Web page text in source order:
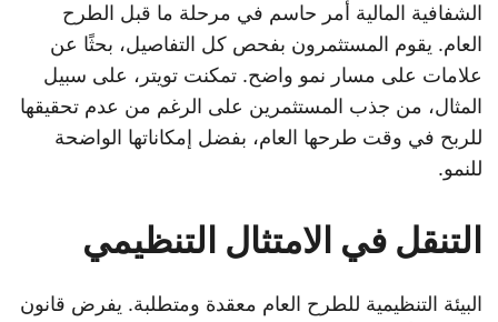
الشفافية المالية أمر حاسم في مرحلة ما قبل الطرح
العام. يقوم المستثمرون بفحص كل التفاصيل، بحثًا عن
علامات على مسار نمو واضح. تمكنت تويتر، على سبيل
المثال، من جذب المستثمرين على الرغم من عدم تحقيقها
للربح في وقت طرحها العام، بفضل إمكاناتها الواضحة
للنمو.
التنقل في الامتثال التنظيمي
البيئة التنظيمية للطرح العام معقدة ومتطلبة. يفرض قانون